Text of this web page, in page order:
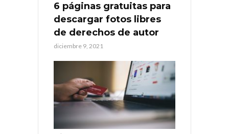
6 páginas gratuitas para
descargar fotos libres
de derechos de autor
diciembre 9, 2021